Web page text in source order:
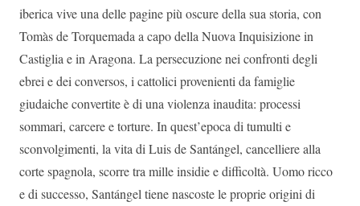
iberica vive una delle pagine più oscure della sua storia, con
Tomàs de Torquemada a capo della Nuova Inquisizione in
Castiglia e in Aragona. La persecuzione nei confronti degli
ebrei e dei conversos, i cattolici provenienti da famiglie
giudaiche convertite è di una violenza inaudita: processi
sommari, carcere e torture. In quest’epoca di tumulti e
sconvolgimenti, la vita di Luis de Santángel, cancelliere alla
corte spagnola, scorre tra mille insidie e difficoltà. Uomo ricco
e di successo, Santángel tiene nascoste le proprie origini di